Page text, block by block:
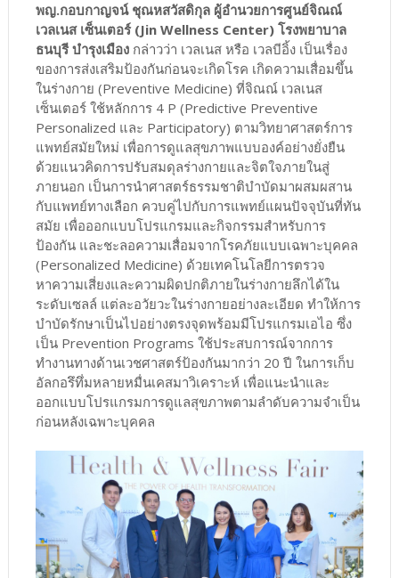
พญ.กอบกาญจน์ ชุณหสวัสดิกุล ผู้อำนวยการศูนย์จิณณ์
เวลเนส เซ็นเตอร์ (Jin Wellness Center) โรงพยาบาล
ธนบุรี บำรุงเมืองกล่าวว่า เวลเนส หรือ เวลบีอิ้ง เป็นเรื่อง
ของการส่งเสริมป้องกันก่อนจะเกิดโรค เกิดความเสื่อมขึ้น
ในร่างกาย (Preventive Medicine) ที่จิณณ์ เวลเนส
เซ็นเตอร์ ใช้หลักการ 4 P (Predictive Preventive
Personalized และ Participatory) ตามวิทยาศาสตร์การ
แพทย์สมัยใหม่ เพื่อการดูแลสุขภาพแบบองค์อย่างยั่งยืน
ด้วยแนวคิดการปรับสมดุลร่างกายและจิตใจภายในสู่
ภายนอก เป็นการนำศาสตร์ธรรมชาติบำบัดมาผสมผสาน
กับแพทย์ทางเลือก ควบคู่ไปกับการแพทย์แผนปัจจุบันที่ทัน
สมัย เพื่อออกแบบโปรแกรมและกิจกรรมสำหรับการ
ป้องกัน และชะลอความเสื่อมจากโรคภัยแบบเฉพาะบุคคล
(Personalized Medicine) ด้วยเทคโนโลยีการตรวจ
หาความเสี่ยงและความผิดปกติภายในร่างกายลึกได้ใน
ระดับเซลล์ แต่ละอวัยวะในร่างกายอย่างละเอียด ทำให้การ
บำบัดรักษาเป็นไปอย่างตรงจุดพร้อมมีโปรแกรมเอไอ ซึ่ง
เป็น Prevention Programs ใช้ประสบการณ์จากการ
ทำงานทางด้านเวชศาสตร์ป้องกันมากว่า 20 ปี ในการเก็บ
อัลกอรึทึ่มหลายหมื่นเคสมาวิเคราะห์ เพื่อแนะนำและ
ออกแบบโปรแกรมการดูแลสุขภาพตามลำดับความจำเป็น
ก่อนหลังเฉพาะบุคคล